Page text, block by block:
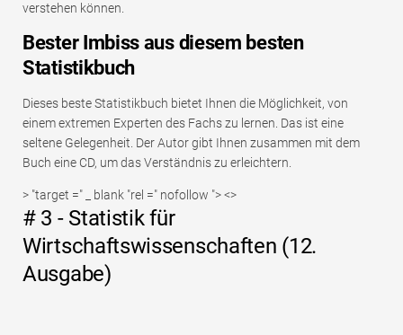
verstehen können.
Bester Imbiss aus diesem besten
Statistikbuch
Dieses beste Statistikbuch bietet Ihnen die Möglichkeit, von
einem extremen Experten des Fachs zu lernen. Das ist eine
seltene Gelegenheit. Der Autor gibt Ihnen zusammen mit dem
Buch eine CD, um das Verständnis zu erleichtern.
> "target =" _ blank "rel =" nofollow "> <>
# 3 - Statistik für
Wirtschaftswissenschaften (12.
Ausgabe)